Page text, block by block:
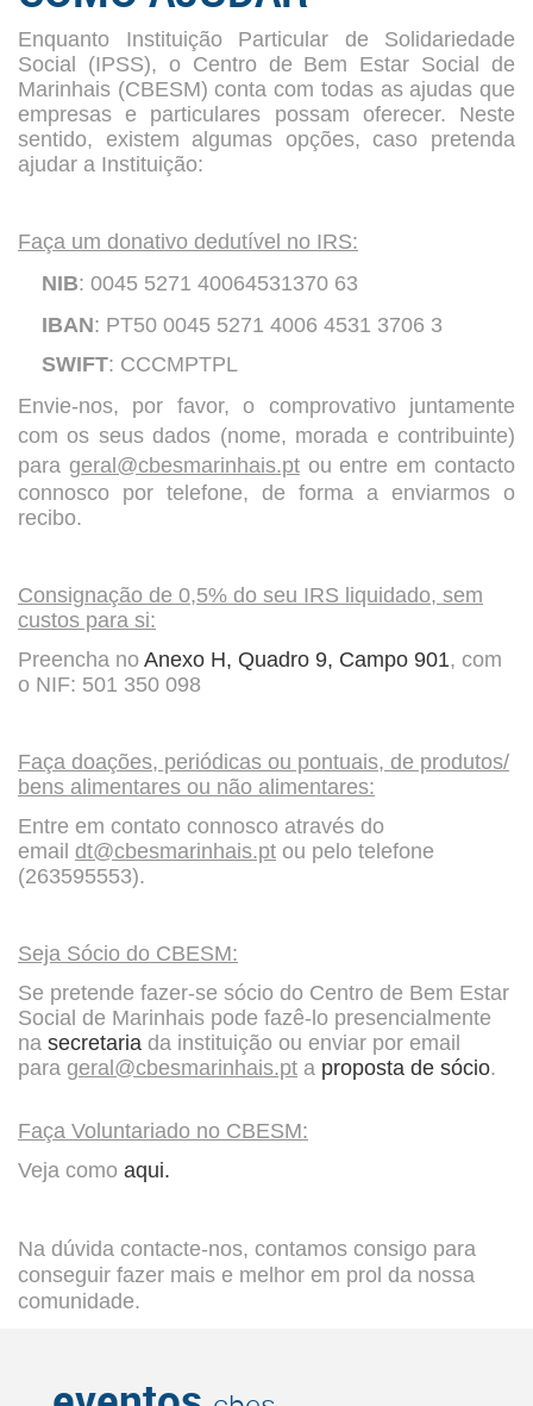
Enquanto Instituição Particular de Solidariedade
Social (IPSS), o Centro de Bem Estar Social de
Marinhais (CBESM) conta com todas as ajudas que
empresas e particulares possam oferecer. Neste
sentido, existem algumas opções, caso pretenda
ajudar a Instituição:
Faça um donativo dedutível no IRS:
NIB: 0045 5271 40064531370 63
IBAN: PT50 0045 5271 4006 4531 3706 3
SWIFT: CCCMPTPL
Envie-nos, por favor, o comprovativo juntamente
com os seus dados (nome, morada e contribuinte)
para geral@cbesmarinhais.ptou entre em contacto
connosco por telefone, de forma a enviarmos o
recibo.
Consignação de 0,5% do seu IRS liquidado, sem
custos para si:
Preencha no Anexo H, Quadro 9, Campo 901, com
o NIF: 501 350 098
Faça doações, periódicas ou pontuais, de produtos/
bens alimentares ou não alimentares:
Entre em contato connosco através do
email dt@cbesmarinhais.pt ou pelo telefone
(263595553).
Seja Sócio do CBESM:
Se pretende fazer-se sócio do Centro de Bem Estar
Social de Marinhais pode fazê-lo presencialmente
na secretaria da instituição ou enviar por email
para geral@cbesmarinhais.pt a proposta de sócio.
Faça Voluntariado no CBESM:
Veja como aqui.
Na dúvida contacte-nos, contamos consigo para
conseguir fazer mais e melhor em prol da nossa
comunidade.